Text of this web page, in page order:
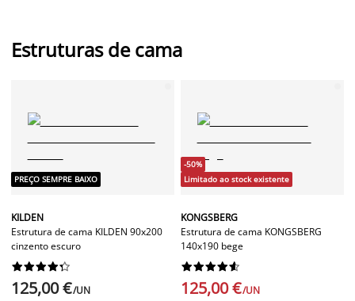
Estruturas de cama
PREÇO SEMPRE BAIXO
KILDEN
Estrutura de cama KILDEN 90x200
cinzento escuro






125,00 €/UN
-50%
Limitado ao stock existente
KONGSBERG
Estrutura de cama KONGSBERG
140x190 bege






125,00 €/UN